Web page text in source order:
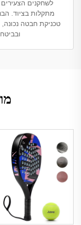
לשחקנים
מתקלות בציוד.
טכניקת חבטה